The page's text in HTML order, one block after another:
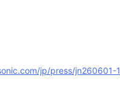
jp/press/jn260601-1